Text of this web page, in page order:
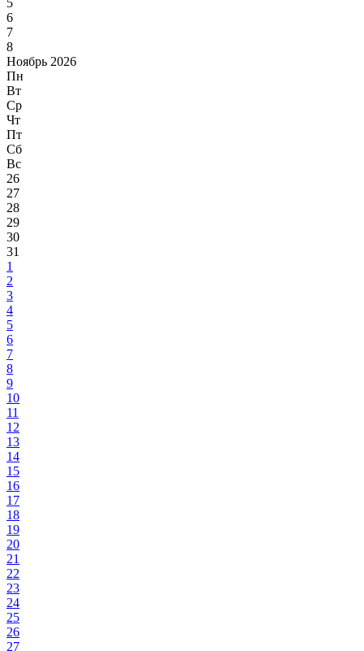
5
6
7
8
Ноябрь 2026
Пн
Вт
Ср
Чт
Пт
Сб
Вс
26
27
28
29
30
31
1
2
3
4
5
6
7
8
9
10
11
12
13
14
15
16
17
18
19
20
21
22
23
24
25
26
27